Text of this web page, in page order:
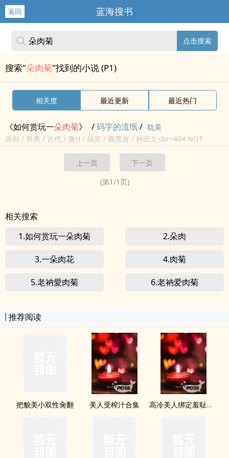
返回 蓝海搜书
点击搜索
搜索"朵肉菊"找到的小说 (P1)
相关度 最近更新 最近热门
《如何赏玩一朵肉菊》 /码字的流氓/ 耽美
原创 / 男男 / 古代 / 微H / 搞笑 / 腹黑攻 / 种田文<br>404 NOT
上一页
下一页
(第1/1页)
相关搜索
1.如何赏玩一朵肉菊
2.朵肉
3.一朵肉花 4.肉菊
5.老衲愛肉菊 6.老衲爱肉菊
推荐阅读
把貌美小双性肏翻 美人受榨汁合集 高冷美人绑定羞耻直播系统